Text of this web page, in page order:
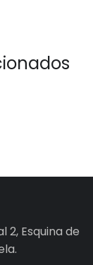
2, Esquina de